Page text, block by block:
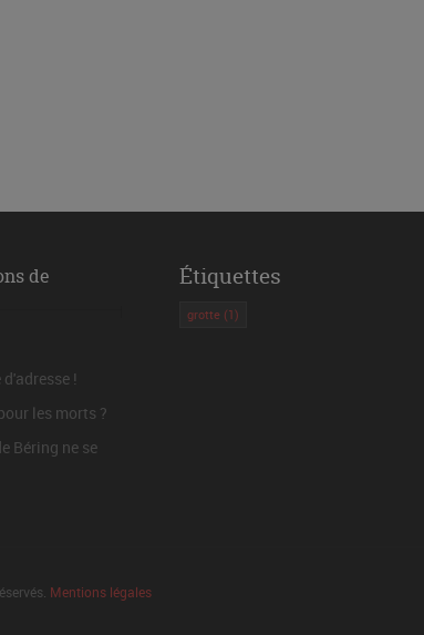
de
!
les morts ?
Béring ne se
Étiquettes
grotte (1)
Mentions légales